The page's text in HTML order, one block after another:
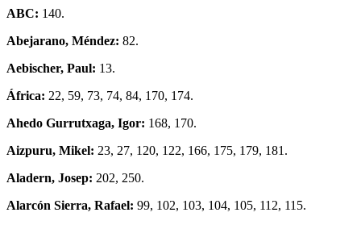
ABC: 140.
Abejarano, Méndez: 82.
Aebischer, Paul: 13.
África: 22, 59, 73, 74, 84, 170, 174.
Ahedo Gurrutxaga, Igor: 168, 170.
Aizpuru, Mikel: 23, 27, 120, 122, 166, 175, 179, 181.
Aladern, Josep: 202, 250.
Alarcón Sierra, Rafael: 99, 102, 103, 104, 105, 112, 115.